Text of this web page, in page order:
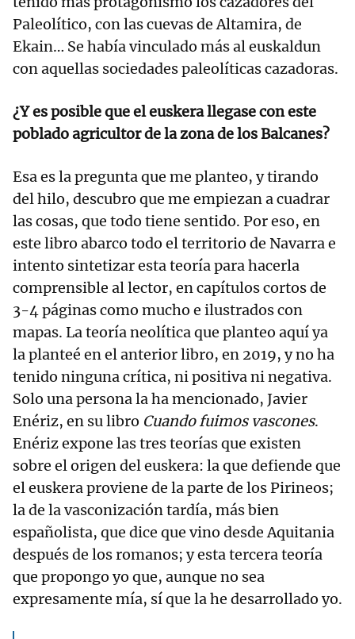
Paleolítico, con las cuevas de Altamira, de
Ekain… Se había vinculado más al euskaldun
con aquellas sociedades paleolíticas cazadoras.
¿Y es posible que el euskera llegase con este
poblado agricultor de la zona de los Balcanes?
Esa es la pregunta que me planteo, y tirando
del hilo, descubro que me empiezan a cuadrar
las cosas, que todo tiene sentido. Por eso, en
este libro abarco todo el territorio de Navarra e
intento sintetizar esta teoría para hacerla
comprensible al lector, en capítulos cortos de
3-4 páginas como mucho e ilustrados con
mapas. La teoría neolítica que planteo aquí ya
la planteé en el anterior libro, en 2019, y no ha
tenido ninguna crítica, ni positiva ni negativa.
Solo una persona la ha mencionado, Javier
Enériz, en su libro Cuando fuimos vascones.
Enériz expone las tres teorías que existen
sobre el origen del euskera: la que defiende que
el euskera proviene de la parte de los Pirineos;
la de la vasconización tardía, más bien
españolista, que dice que vino desde Aquitania
después de los romanos; y esta tercera teoría
que propongo yo que, aunque no sea
expresamente mía, sí que la he desarrollado yo.